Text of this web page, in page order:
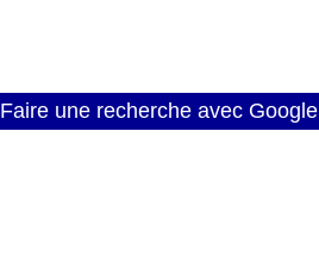
Faire une recherche avec Google